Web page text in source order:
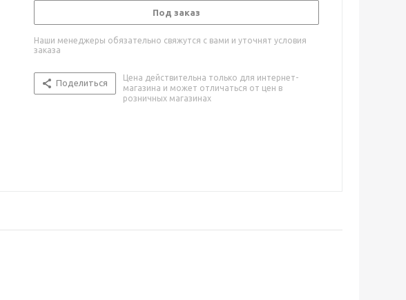
Под заказ
Наши менеджеры обязательно свяжутся с вами и уточнят условия
заказа
Поделиться
Цена действительна только для интернет-
магазина и может отличаться от цен в
розничных магазинах